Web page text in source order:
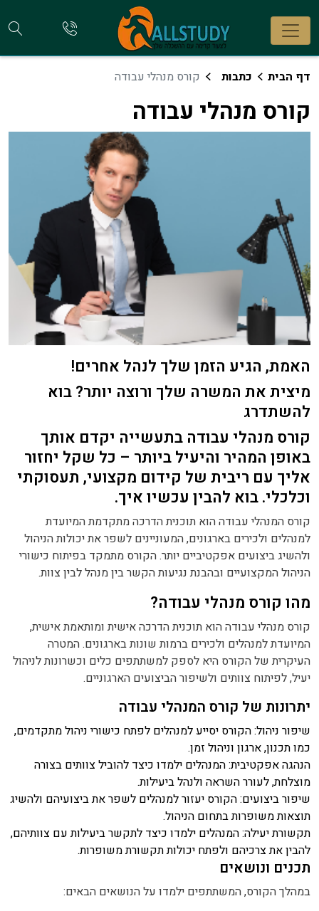
להתקשר
דף הבית כתבות קורס מנהלי עבודה
קורס מנהלי עבודה
האמת, הגיע הזמן שלך לנהל אחרים!
מיצית את המשרה שלך ורוצה יותר? בוא
להשתדרג
קורס מנהלי עבודה בתעשייה יקדם אותך
באופן המהיר והיעיל ביותר – כל שקל יחזור
אליך עם ריבית של קידום מקצועי, תעסוקתי
וכלכלי. בוא להבין עכשיו איך.
קורס המנהלי עבודה הוא תוכנית הדרכה מתקדמת המיועדת
למנהלים ולכירים בארגונים, המעוניינים לשפר את יכולות הניהול
ולהשיג ביצועים אפקטיביים יותר. הקורס מתמקד בפיתוח כישורי
הניהול המקצועיים ובהבנת נגיעות הקשר בין מנהל לבין צוות.
מהו קורס מנהלי עבודה?
קורס מנהלי עבודה הוא תוכנית הדרכה אישית ומותאמת אישית,
המיועדת למנהלים ולכירים ברמות שונות בארגונים. המטרה
העיקרית של הקורס היא לספק למשתתפים כלים וכשרונות לניהול
יעיל, לפיתוח צוותים ולשיפור הביצועים הארגוניים.
יתרונות של קורס המנהלי עבודה
שיפור ניהול:הקורס יסייע למנהלים לפתח כישורי ניהול מתקדמים,
כמו תכנון, ארגון וניהול זמן.
הנהגה אפקטיבית:המנהלים ילמדו כיצד להוביל צוותים בצורה
מוצלחת, לעורר השראה ולנהל ביעילות.
שיפור ביצועים:הקורס יעזור למנהלים לשפר את ביצועיהם ולהשיג
תוצאות משופרות בתחום הניהול.
תקשורת יעילה:המנהלים ילמדו כיצד לתקשר ביעילות עם צוותיהם,
להבין את צרכיהם ולפתח יכולות תקשורת משופרות.
תכנים ונושאים
במהלך הקורס, המשתתפים ילמדו על הנושאים הבאים: